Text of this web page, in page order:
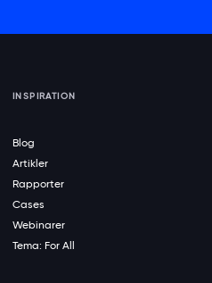
INSPIRATION
Blog
Artikler
Rapporter
Cases
Webinarer
Tema: For All